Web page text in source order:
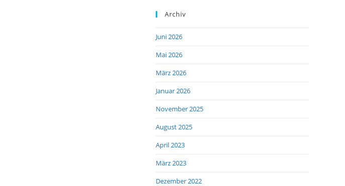
Archiv
Juni 2026
Mai 2026
März 2026
Januar 2026
November 2025
August 2025
April 2023
März 2023
Dezember 2022